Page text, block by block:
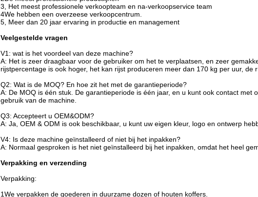
3, Het meest professionele verkoopteam en na-verkoopservice team
4We hebben een overzeese verkoopcentrum.
5, Meer dan 20 jaar ervaring in productie en management
Veelgestelde vragen
V1: wat is het voordeel van deze machine?
A: Het is zeer draagbaar voor de gebruiker om het te verplaatsen, en zeer
rijstpercentage is ook hoger, het kan rijst produceren meer dan 170 kg per uur, de
Q2: Wat is de MOQ? En hoe zit het met de garantieperiode?
A: De MOQ is één stuk. De garantieperiode is één jaar, en u kunt ook contact met
gebruik van de machine.
Q3: Accepteert u OEM&ODM?
A: Ja, OEM & ODM is ook beschikbaar, u kunt uw eigen kleur, logo en ontwerp
V4: Is deze machine geïnstalleerd of niet bij het inpakken?
A: Normaal gesproken is het niet geïnstalleerd bij het inpakken, omdat het heel
Verpakking en verzending
Verpakking:
1We verpakken de goederen in duurzame dozen of houten koffers.